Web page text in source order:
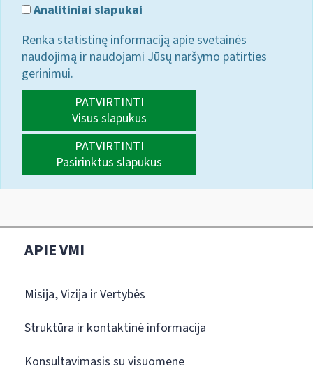
Analitiniai slapukai
Renka statistinę informaciją apie svetainės
naudojimą ir naudojami Jūsų naršymo patirties
gerinimui.
PATVIRTINTI
Visus slapukus
PATVIRTINTI
Pasirinktus slapukus
APIE VMI
Misija, Vizija ir Vertybės
Struktūra ir kontaktinė informacija
Konsultavimasis su visuomene